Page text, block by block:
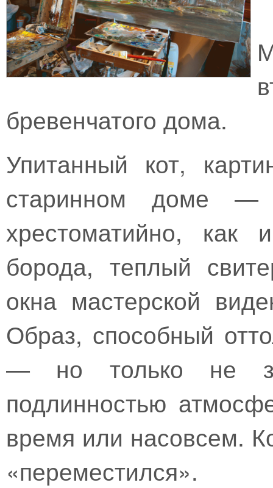
бревенчатого дома.
Упитанный кот,
старинном доме
хрестоматийно,
борода, теплый
окна мастерской
Образ, способный
— но только не
подлинностью
время или насовсем.
«переместился».